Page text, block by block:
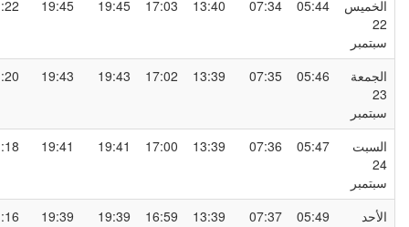
05:44
07:34
13:40
17:03
19:45
19:45
21:22
05:46
07:35
13:39
17:02
19:43
19:43
21:20
05:47
07:36
13:39
17:00
19:41
19:41
21:18
05:49
07:37
13:39
16:59
19:39
19:39
21:16